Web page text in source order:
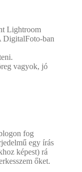
Lightroom
DigitalFoto-ban
vagyok, jó
fog
egy írás
képest) rá
őket.